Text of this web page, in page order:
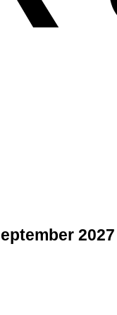
2027